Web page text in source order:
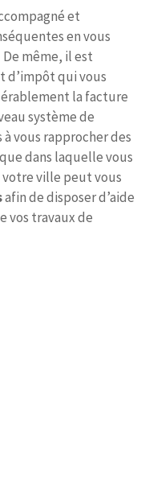
et
en vous
De même, il est
d’impôt qui vous
la facture
système de
à vous rapprocher des
dans laquelle vous
ville peut vous
afin de disposer d’aide
vos travaux de